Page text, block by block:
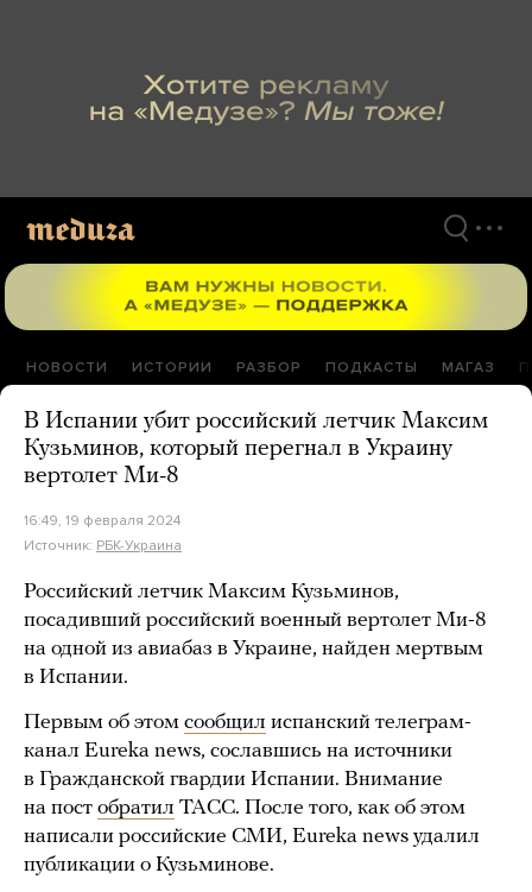
НОВОСТИ ИСТОРИИ РАЗБОР ПОДКАСТЫ МАГАЗ
В Испании убит российский летчик Максим
Кузьминов, который перегнал в Украину
вертолет Ми-8
16:49, 19 февраля 2024
Источник: РБК-Украина
Российский летчик Максим Кузьминов,
посадивший российский военный вертолет Ми-8
на одной из авиабаз в Украине, найден мертвым
в Испании.
Первым об этом сообщил испанский телеграм-
канал Eureka news, сославшись на источники
в Гражданской гвардии Испании. Внимание
на пост обратил ТАСС. После того, как об этом
написали российские СМИ, Eureka news удалил
публикации о Кузьминове.